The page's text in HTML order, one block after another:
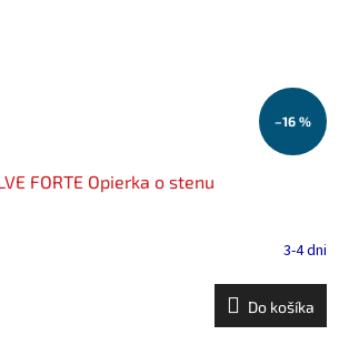
–16 %
FORTE Opierka o stenu
3-4 dni
Do košíka